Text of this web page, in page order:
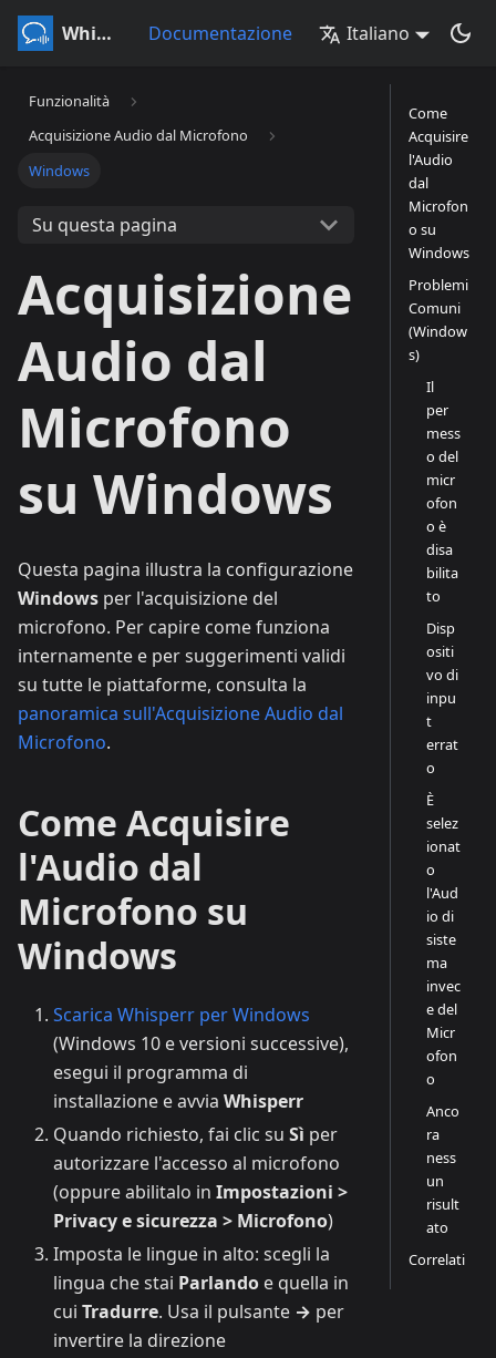
Whisperr Documentazione Italiano
Funzionalità
Acquisizione Audio dal Microfono
Windows
Su questa pagina
Acquisizione
Audio dal
Microfono
su Windows
Questa pagina illustra la configurazione
Windows per l'acquisizione del
microfono. Per capire come funziona
internamente e per suggerimenti validi
su tutte le piattaforme, consulta la
panoramica sull'Acquisizione Audio dal
Microfono.
Come Acquisire
l'Audio dal
Microfono su
Windows
Scarica Whisperr per Windows
(Windows 10 e versioni successive),
esegui il programma di
installazione e avvia Whisperr
Quando richiesto, fai clic su Sì per
autorizzare l'accesso al microfono
(oppure abilitalo in Impostazioni >
Privacy e sicurezza > Microfono)
Imposta le lingue in alto: scegli la
lingua che stai Parlando e quella in
cui Tradurre. Usa il pulsante → per
invertire la direzione
Come
Acquisire
l'Audio
dal
Microfon
o su
Windows
Problemi
Comuni
(Window
s)
Il
per
mess
o del
micr
ofon
o è
disa
bilita
to
Disp
ositi
vo di
inpu
t
errat
o
È
selez
ionat
o
l'Aud
io di
siste
ma
invec
e del
Micr
ofon
o
Anco
ra
ness
un
risult
ato
Correlati